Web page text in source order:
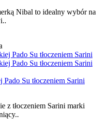
Nibal to idealny wybór na
Pado Su tłoczeniem Sarini
z tłoczeniem Sarini marki